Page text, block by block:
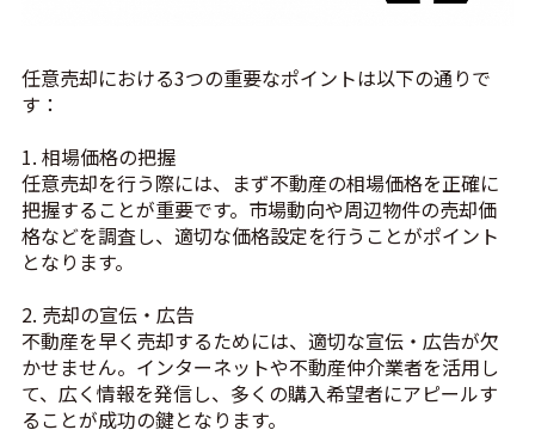
任意売却における3つの重要なポイントは以下の通りで
す：
1. 相場価格の把握
任意売却を行う際には、まず不動産の相場価格を正確に
把握することが重要です。市場動向や周辺物件の売却価
格などを調査し、適切な価格設定を行うことがポイント
となります。
2. 売却の宣伝・広告
不動産を早く売却するためには、適切な宣伝・広告が欠
かせません。インターネットや不動産仲介業者を活用し
て、広く情報を発信し、多くの購入希望者にアピールす
ることが成功の鍵となります。